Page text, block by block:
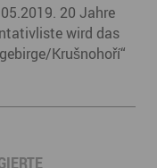
20 Jahre
wird das
Krušnohoří“